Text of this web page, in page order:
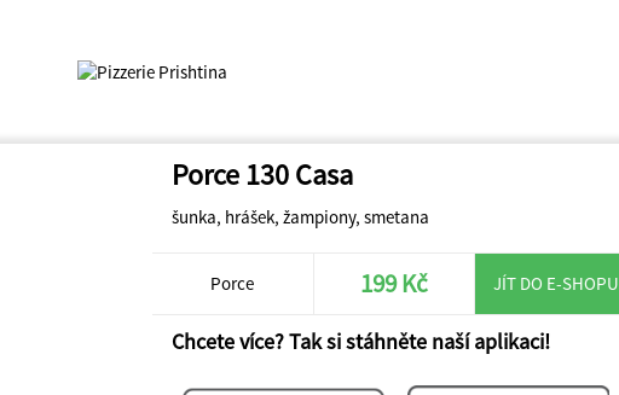
Porce 130 Casa
šunka, hrášek, žampiony, smetana
Porce 199 Kč JÍT DO E-SHOPU
Chcete více? Tak si stáhněte naší aplikaci!